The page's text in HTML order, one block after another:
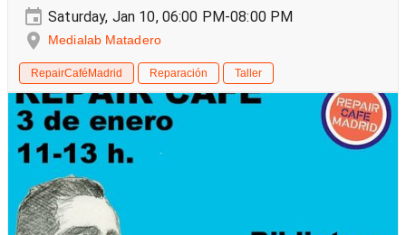
Saturday, Jan 10, 06:00 PM-08:00 PM
Medialab Matadero
RepairCaféMadrid Reparación Taller